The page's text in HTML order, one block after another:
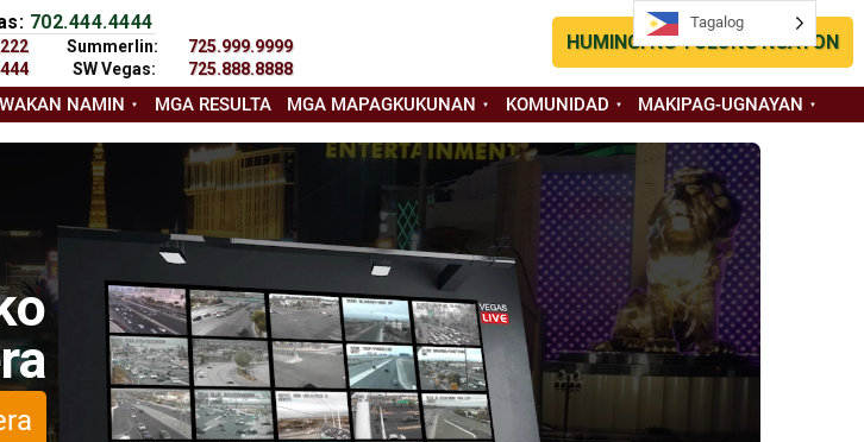
702.444.4444
Summerlin:
725.999.9999
SW Vegas:
725.888.8888
HUMINGI NG TULONG NGAYON
NAMIN MGA RESULTA MGA MAPAGKUKUNAN KOMUNIDAD MAKIPAG-UGNAYAN
Tagalog
Tagalog